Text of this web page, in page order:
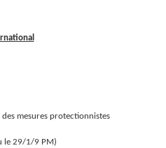
mesures protectionnistes
le 29/1/9 PM)